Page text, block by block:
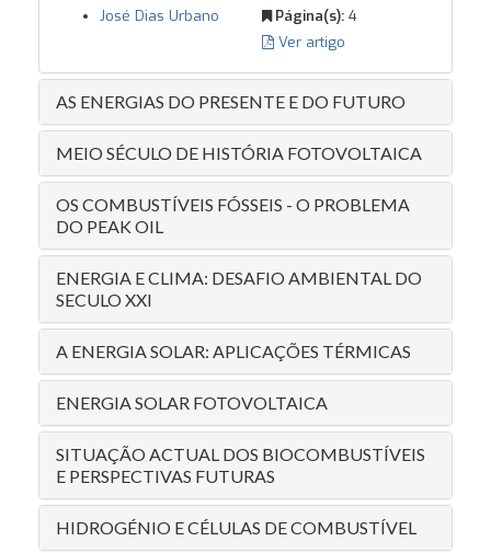
José Dias Urbano
Página(s): 4
Ver artigo
AS ENERGIAS DO PRESENTE E DO FUTURO
MEIO SÉCULO DE HISTÓRIA FOTOVOLTAICA
OS COMBUSTÍVEIS FÓSSEIS - O PROBLEMA
DO PEAK OIL
ENERGIA E CLIMA: DESAFIO AMBIENTAL DO
SECULO XXI
A ENERGIA SOLAR: APLICAÇÕES TÉRMICAS
ENERGIA SOLAR FOTOVOLTAICA
SITUAÇÃO ACTUAL DOS BIOCOMBUSTÍVEIS
E PERSPECTIVAS FUTURAS
HIDROGÉNIO E CÉLULAS DE COMBUSTÍVEL